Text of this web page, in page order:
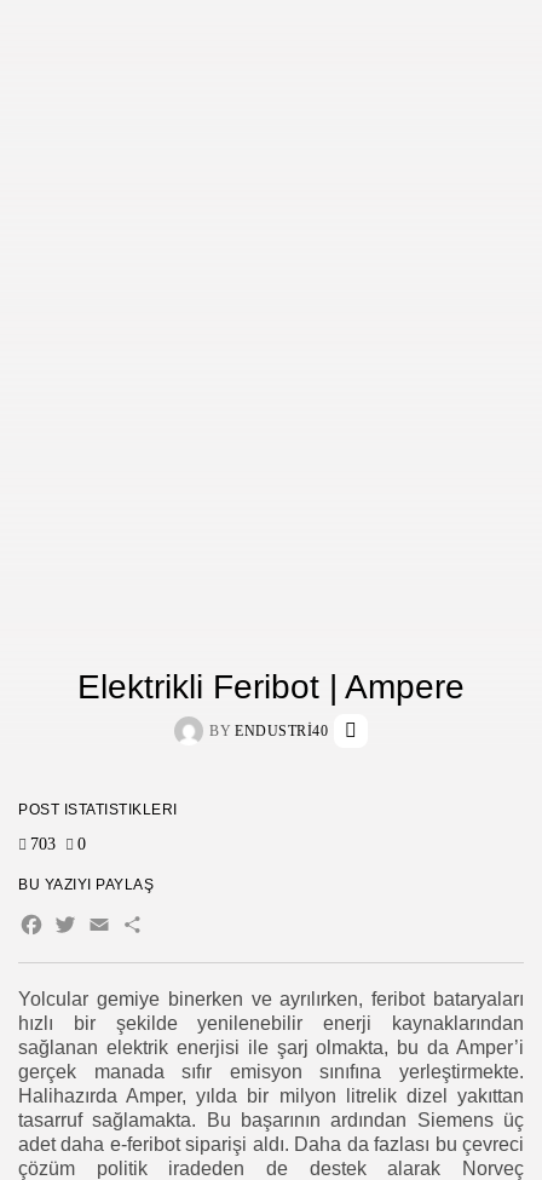
Elektrikli Feribot | Ampere
BY ENDUSTRI40
Yolcular gemiye binerken ve ayrılırken, feribot bataryaları
hızlı bir şekilde yenilenebilir enerji kaynaklarından
sağlanan elektrik enerjisi ile şarj olmakta, bu da Amper’i
gerçek manada sıfır emisyon sınıfına yerleştirmekte.
Halihazırda Amper, yılda bir milyon litrelik dizel yakıttan
tasarruf sağlamakta. Bu başarının ardından Siemens üç
adet daha e-feribot siparişi aldı. Daha da fazlası bu çevreci
çözüm politik iradeden de destek alarak Norveç
POST İSTATISTIKLERI
703 0
BU YAZIYI PAYLAŞ
Facebook
Twitter
EmailShare